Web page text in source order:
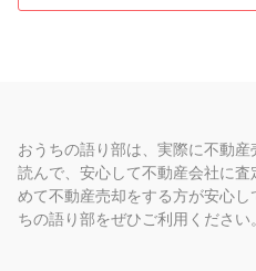
おうちの語り部は、実際に不動
読んで、安心して不動産会社に
めて不動産売却をする方が安心
ちの語り部をぜひご利用ください。